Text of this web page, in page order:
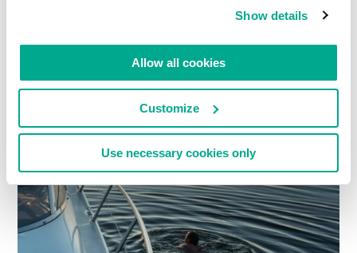
Show details
Allow all cookies
Customize
Use necessary cookies only